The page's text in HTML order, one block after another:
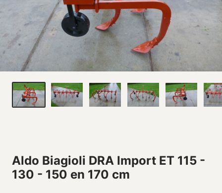
Aldo Biagioli DRA Import ET 115 -
130 - 150 en 170 cm